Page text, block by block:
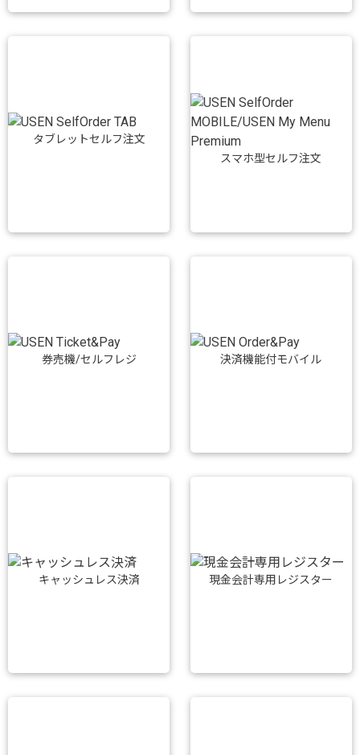
タブレットセルフ注文
スマホ型セルフ注文
券売機/セルフレジ 決済機能付モバイル
キャッシュレス決済 現金会計専用レジスター